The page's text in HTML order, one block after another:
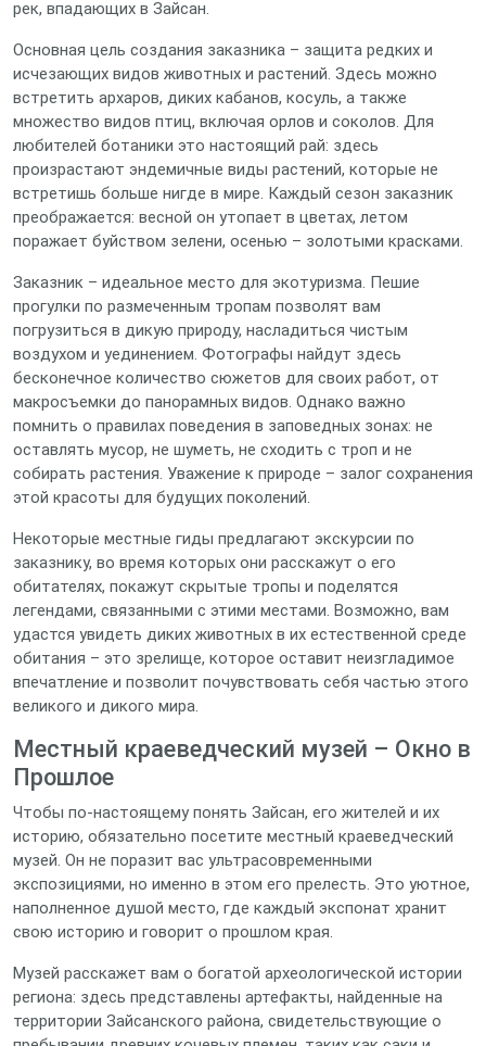
рек, впадающих в Зайсан.
Основная цель создания заказника – защита редких и
исчезающих видов животных и растений. Здесь можно
встретить архаров, диких кабанов, косуль, а также
множество видов птиц, включая орлов и соколов. Для
любителей ботаники это настоящий рай: здесь
произрастают эндемичные виды растений, которые не
встретишь больше нигде в мире. Каждый сезон заказник
преображается: весной он утопает в цветах, летом
поражает буйством зелени, осенью – золотыми красками.
Заказник – идеальное место для экотуризма. Пешие
прогулки по размеченным тропам позволят вам
погрузиться в дикую природу, насладиться чистым
воздухом и уединением. Фотографы найдут здесь
бесконечное количество сюжетов для своих работ, от
макросъемки до панорамных видов. Однако важно
помнить о правилах поведения в заповедных зонах: не
оставлять мусор, не шуметь, не сходить с троп и не
собирать растения. Уважение к природе – залог сохранения
этой красоты для будущих поколений.
Некоторые местные гиды предлагают экскурсии по
заказнику, во время которых они расскажут о его
обитателях, покажут скрытые тропы и поделятся
легендами, связанными с этими местами. Возможно, вам
удастся увидеть диких животных в их естественной среде
обитания – это зрелище, которое оставит неизгладимое
впечатление и позволит почувствовать себя частью этого
великого и дикого мира.
Местный краеведческий музей – Окно в
Прошлое
Чтобы по-настоящему понять Зайсан, его жителей и их
историю, обязательно посетите местный краеведческий
музей. Он не поразит вас ультрасовременными
экспозициями, но именно в этом его прелесть. Это уютное,
наполненное душой место, где каждый экспонат хранит
свою историю и говорит о прошлом края.
Музей расскажет вам о богатой археологической истории
региона: здесь представлены артефакты, найденные на
территории Зайсанского района, свидетельствующие о